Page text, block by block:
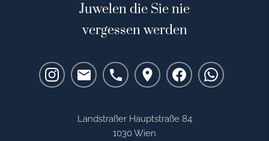
Juwelen die Sie nie
vergessen werden
Landstraßer Hauptstraße 84
1030 Wien